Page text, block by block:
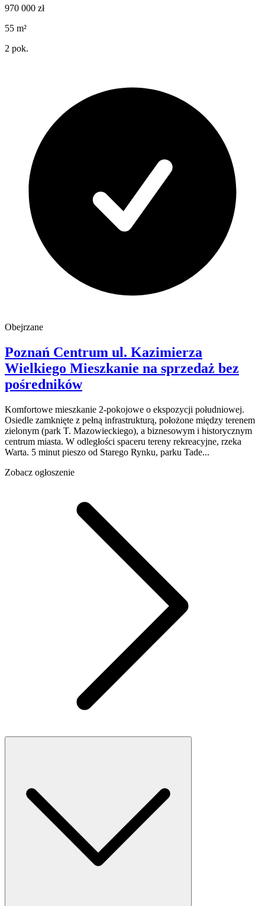
970 000 zł
55 m²
2 pok.
Obejrzane
Poznań Centrum ul. Kazimierza
Wielkiego Mieszkanie na sprzedaż bez
pośredników
Komfortowe mieszkanie 2-pokojowe o ekspozycji południowej.
Osiedle zamknięte z pełną infrastrukturą, położone między terenem
zielonym (park T. Mazowieckiego), a biznesowym i historycznym
centrum miasta. W odległości spaceru tereny rekreacyjne, rzeka
Warta. 5 minut pieszo od Starego Rynku, parku Tade...
Zobacz ogłoszenie